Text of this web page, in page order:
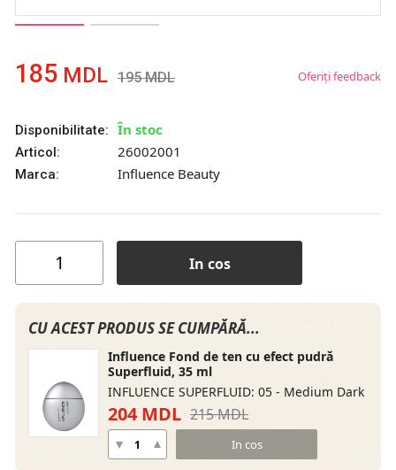
185 MDL 195MDL Oferiți feedback
Disponibilitate: În stoc
Articol: 26002001
Marca: Influence Beauty
In cos
CU ACEST PRODUS SE CUMPĂRĂ...
Influence Fond de ten cu efect pudră
Superfluid, 35 ml
INFLUENCE SUPERFLUID: 05 - Medium Dark
204 MDL 215 MDL
In cos